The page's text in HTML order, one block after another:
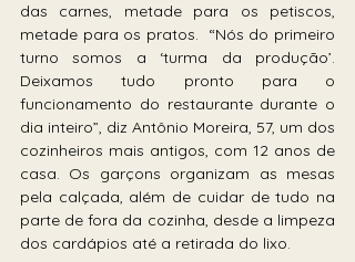
das carnes, metade para os petiscos,
metade para os pratos.  “Nós do primeiro
turno somos a ‘turma da produção’.
Deixamos tudo pronto para o
funcionamento do restaurante durante o
dia inteiro”, diz Antônio Moreira, 57, um dos
cozinheiros mais antigos, com 12 anos de
casa. Os garçons organizam as mesas
pela calçada, além de cuidar de tudo na
parte de fora da cozinha, desde a limpeza
dos cardápios até a retirada do lixo.